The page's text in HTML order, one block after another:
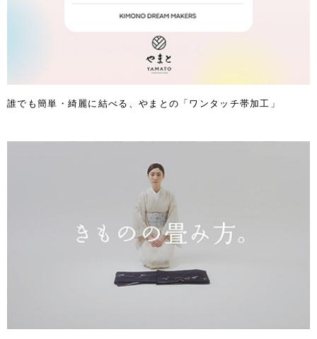
誰でも簡単・綺麗に結べる、やまとの「ワンタッチ帯加工」